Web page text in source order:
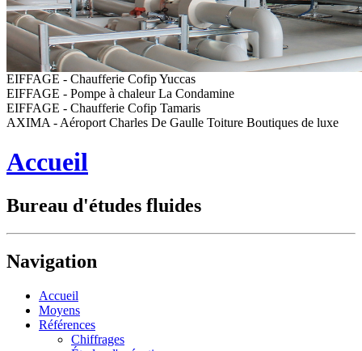
EIFFAGE - Chaufferie Cofip Yuccas
EIFFAGE - Pompe à chaleur La Condamine
EIFFAGE - Chaufferie Cofip Tamaris
AXIMA - Aéroport Charles De Gaulle Toiture Boutiques de luxe
Accueil
Bureau d'études fluides
Navigation
Accueil
Moyens
Références
Chiffrages